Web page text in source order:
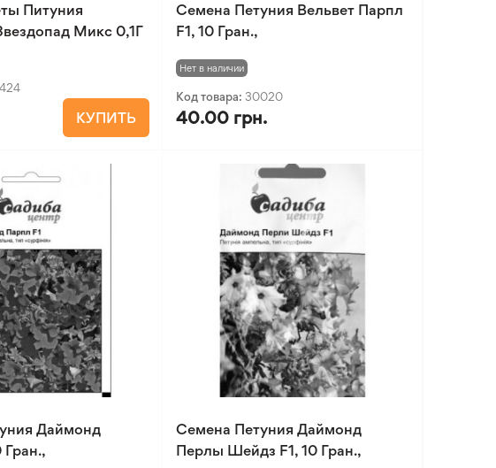
Питуния
Микс 0,1Г
КУПИТЬ
Семена Петуния Вельвет Парпл
F1, 10 Гран.,
Нет в наличии
Код товара: 30020
40.00 грн.
Даймонд
Гран.,
Семена Петуния Даймонд
Перлы Шейдз F1, 10 Гран.,